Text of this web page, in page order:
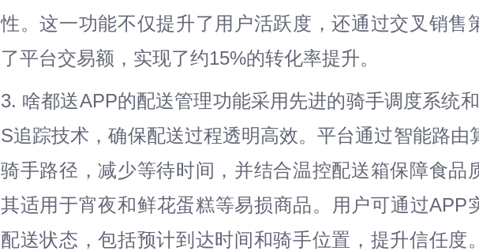
性。这一功能不仅提升了用户活跃度，还通过交叉销售
了平台交易额，实现了约15%的转化率提升。
3. 啥都送APP的配送管理功能采用先进的骑手调度系统
S追踪技术，确保配送过程透明高效。平台通过智能路由
骑手路径，减少等待时间，并结合温控配送箱保障食品
其适用于宵夜和鲜花蛋糕等易损商品。用户可通过APP
配送状态，包括预计到达时间和骑手位置，提升信任度